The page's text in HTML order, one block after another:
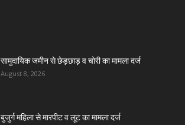
सामुदायिक जमीन से छेड़छाड़ व चोरी का मामला दर्ज
August 8, 2026
बुजुर्ग महिला से मारपीट व लूट का मामला दर्ज